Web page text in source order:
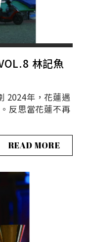
林記魚
年，花蓮遇
反思當花蓮不再
READ MORE